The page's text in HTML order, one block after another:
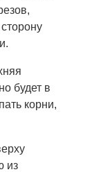
будет в
корни,
из